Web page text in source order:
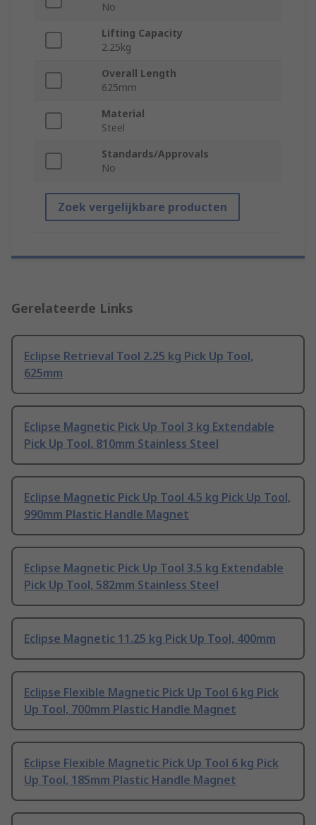
No
Lifting Capacity
2.25kg
Overall Length
625mm
Material
Steel
Standards/Approvals
No
Zoek vergelijkbare producten
Gerelateerde Links
Eclipse Retrieval Tool 2.25 kg Pick Up Tool,
625mm
Eclipse Magnetic Pick Up Tool 3 kg Extendable
Pick Up Tool, 810mm Stainless Steel
Eclipse Magnetic Pick Up Tool 4.5 kg Pick Up Tool,
990mm Plastic Handle Magnet
Eclipse Magnetic Pick Up Tool 3.5 kg Extendable
Pick Up Tool, 582mm Stainless Steel
Eclipse Magnetic 11.25 kg Pick Up Tool, 400mm
Eclipse Flexible Magnetic Pick Up Tool 6 kg Pick
Up Tool, 700mm Plastic Handle Magnet
Eclipse Flexible Magnetic Pick Up Tool 6 kg Pick
Up Tool, 185mm Plastic Handle Magnet